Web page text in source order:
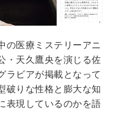
の医療ミステリーアニ
・天久鷹央を演じる佐
ラビアが掲載となって
破りな性格と膨大な知
表現しているのかを語